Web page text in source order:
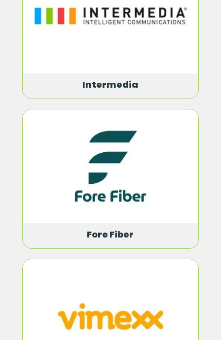
Intermedia
Fore Fiber